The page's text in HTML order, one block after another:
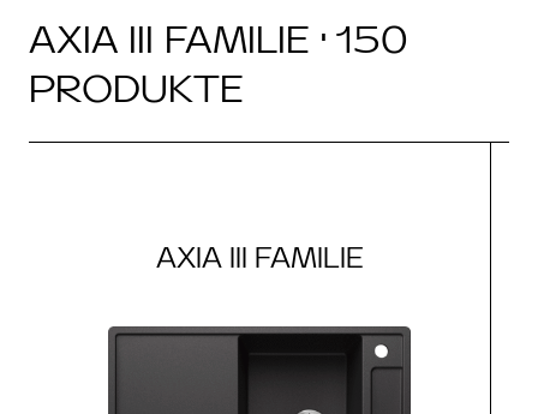
AXIA III FAMILIE · 150
PRODUKTE
AXIA III FAMILIE